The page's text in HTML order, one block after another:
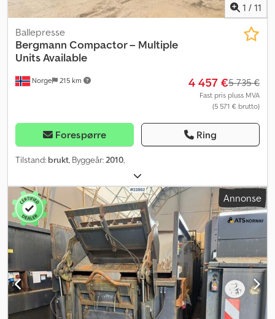
1 / 11
Norge 215 km
Ballepresse
Bergmann Compactor – Multiple
Units Available
4 457 €5 735 €
Fast pris pluss MVA
(5 571 € brutto)
Forespørre Ring
Tilstand: brukt, Byggeår:2010,
Annonse